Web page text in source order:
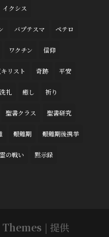
イクシス
バプテスマ ペテロ
ワクチン 信仰
リスト 奇跡 平安
洗礼 癒し 祈り
聖書クラス 聖書研究
艱難期 艱難期後携挙
霊の戦い 黙示録
| 提供